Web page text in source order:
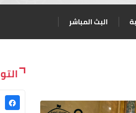
البث المباشر